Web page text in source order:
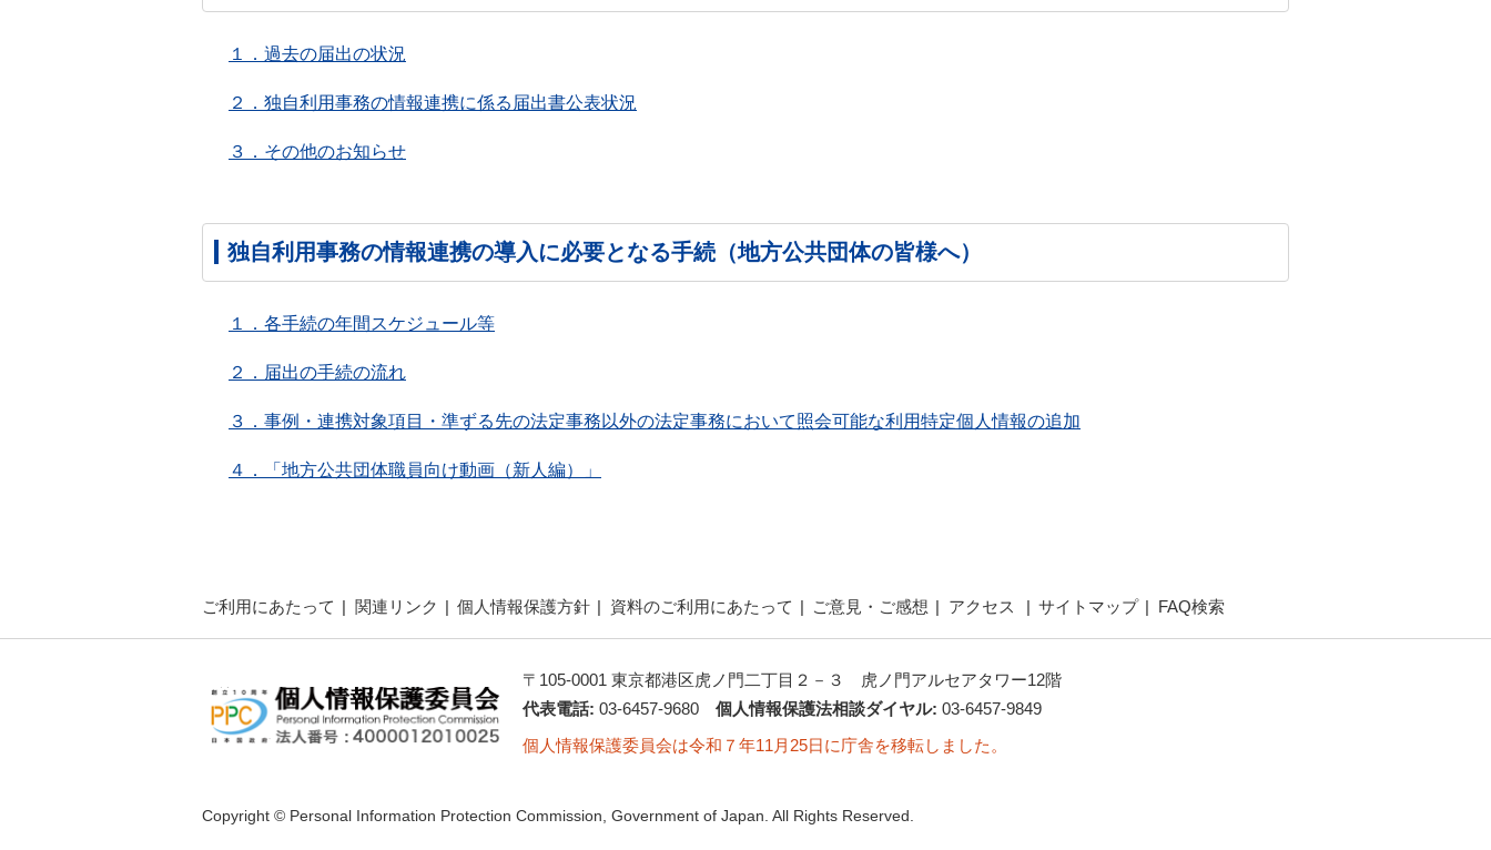
１．過去の届出の状況
２．独自利用事務の情報連携に係る届出書公表状況
３．その他のお知らせ
独自利用事務の情報連携の導入に必要となる手続（地方公共団体の皆様へ）
１．各手続の年間スケジュール等
２．届出の手続の流れ
３．事例・連携対象項目・準ずる先の法定事務以外の法定事務において照会可能な利用特定個人情報の追加
４．「地方公共団体職員向け動画（新人編）」
ご利用にあたって 関連リンク 個人情報保護方針 資料のご利用にあたって ご意見・ご感想 アクセス サイトマップ FAQ検索
〒105-0001 東京都港区虎ノ門二丁目２－３ 虎ノ門アルセアタワー12階
代表電話: 03-6457-9680 個人情報保護法相談ダイヤル: 03-6457-9849
個人情報保護委員会は令和７年11月25日に庁舎を移転しました。
Copyright © Personal Information Protection Commission, Government of Japan. All Rights Reserved.